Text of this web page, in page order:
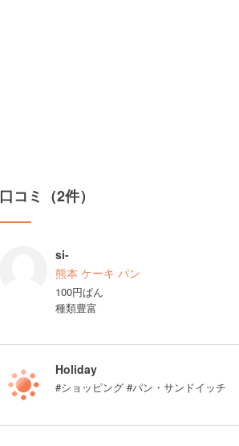
口コミ（2件）
si-
熊本 ケーキ パン
100円ぱん
種類豊富
Holiday
#ショッピング #パン・サンドイッチ